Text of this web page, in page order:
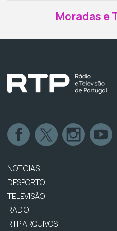
Moradas e
NOTÍCIAS
DESPORTO
TELEVISÃO
RÁDIO
RTP ARQUIVOS